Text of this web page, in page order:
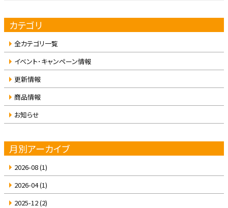
カテゴリ
全カテゴリ一覧
イベント･キャンペーン情報
更新情報
商品情報
お知らせ
月別アーカイブ
2026-08(1)
2026-04(1)
2025-12(2)